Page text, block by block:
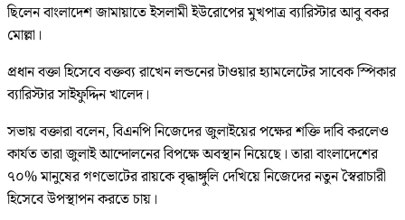
ছিলেন বাংলাদেশ জামায়াতে ইসলামী ইউরোপের মুখপাত্র ব্যারিস্টার আবু বকর
মোল্লা।
প্রধান বক্তা হিসেবে বক্তব্য রাখেন লন্ডনের টাওয়ার হ্যামলেটের সাবেক স্পিকার
ব্যারিস্টার সাইফুদ্দিন খালেদ।
সভায় বক্তারা বলেন, বিএনপি নিজেদের জুলাইয়ের পক্ষের শক্তি দাবি করলেও
কার্যত তারা জুলাই আন্দোলনের বিপক্ষে অবস্থান নিয়েছে। তারা বাংলাদেশের
৭০% মানুষের গণভোটের রায়কে বৃদ্ধাঙ্গুলি দেখিয়ে নিজেদের নতুন স্বৈরাচারী
হিসেবে উপস্থাপন করতে চায়।